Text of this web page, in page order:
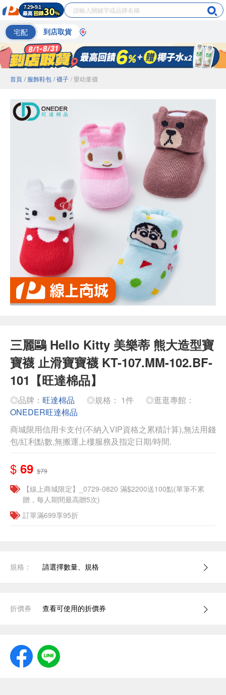
宅配 到店取貨
首頁 / 服飾鞋包 / 襪子 / 嬰幼童襪
三麗鷗 Hello Kitty 美樂蒂 熊大造型寶
寶襪 止滑寶寶襪 KT-107.MM-102.BF-
101【旺達棉品】
◎品牌： 旺達棉品 ◎規格： 1件
◎逛逛專館：
ONEDER旺達棉品
商城限用信用卡支付(不納入VIP資格之累積計算),無法用錢
包/紅利點數,無搬運上樓服務及指定日期/時間.
$ 69 $79
【線上商城限定】_0729-0820 滿$2200送100點(單筆不累
贈，每人期間最高贈5次)
訂單滿699享95折
規格： 請選擇數量、規格
折價券 查看可使用的折價券